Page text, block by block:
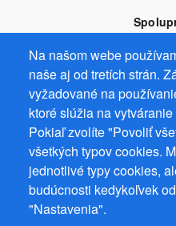
Na našom webe
naše aj od tretích strán.
vyžadované na
ktoré slúžia na
Pokiaľ zvolíte "Povoliť
všetkých typov cookies.
jednotlivé typy cookies,
budúcnosti kedykoľvek
"Nastavenia".
Prevádzkovateľ: Mgr. Bc.
22 Ostrov, IČ
© 2026